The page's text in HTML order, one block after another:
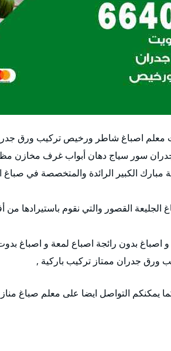
معلم اصباغ شاطر ورخيص تركيب ورق
سور سياج دهان أبواب غرف مخازن
الكبير الرائدة والمتخصصة في صباغ
الجليعة القصور والتي نقوم باستيرادها من
و اصباغ بدون رائجة اصباع لمعة و اصباغ
ورق جدران ممتاز تركيب باركية ,
يمكنكم التواصل ايضا على معلم صباغ